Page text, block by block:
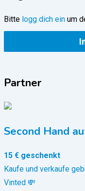
Bitte logg dich ein um
Partner
Second Hand
15 € geschenkt
Kaufe und verkaufe
Vinted 💸